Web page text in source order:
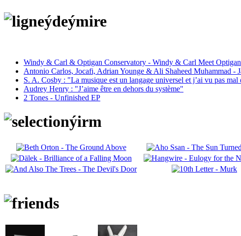
Windy & Carl & Optigan Conservatory - Windy & Carl Meet
Antonio Carlos, Jocafi, Adrian Younge & Ali Shaheed Muhammad -
S. A. Cosby : "La musique est un langage universel et j’ai vu pas
Audrey Henry : "J’aime être en dehors du système"
2 Tones - Unfinished EP